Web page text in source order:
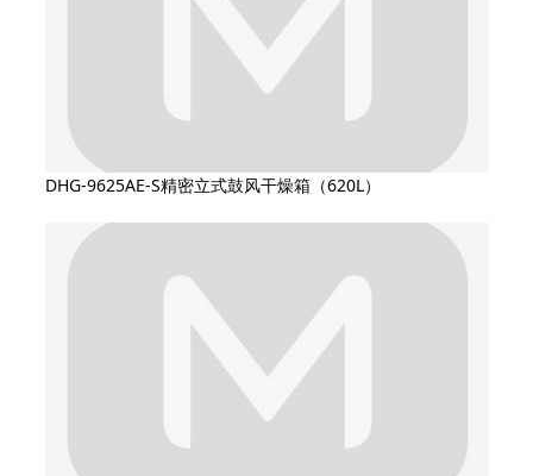
DHG-9625AE-S精密立式鼓风干燥箱（620L）